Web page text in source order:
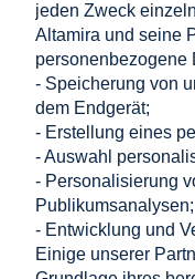
GTX 3000-H4-
GTX 3000-H4-
GTX 3000-H4-
GTX 3000-H4-
jeden Zweck
Altamira und seine
personenbezogene
- Speicherung von
dem Endgerät;
- Erstellung eines
- Auswahl
- Personalisierung
Publikumsanalysen;
- Entwicklung und
Einige unserer